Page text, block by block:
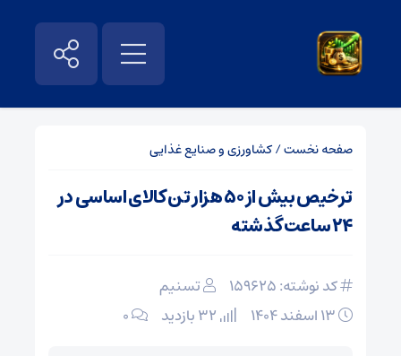
صفحه نخست/کشاورزی و صنایع غذایی
ترخیص بیش از ۵۰ هزار تن کالای اساسی در
۲۴ ساعت گذشته
کد نوشته: 159625
تسنیم
۰